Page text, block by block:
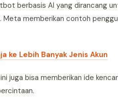
berbasis AI yang dirancang
memberikan contoh
ke Lebih Banyak Jenis Akun
juga bisa memberikan ide